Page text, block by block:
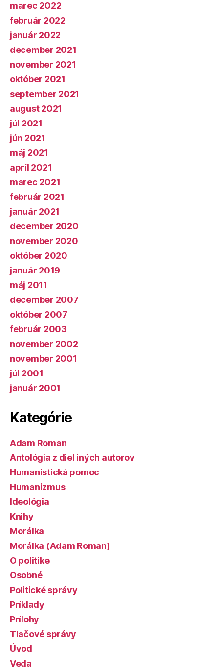
marec 2022
február 2022
január 2022
december 2021
november 2021
október 2021
september 2021
august 2021
júl 2021
jún 2021
máj 2021
apríl 2021
marec 2021
február 2021
január 2021
december 2020
november 2020
október 2020
január 2019
máj 2011
december 2007
október 2007
február 2003
november 2002
november 2001
júl 2001
január 2001
Kategórie
Adam Roman
Antológia z diel iných autorov
Humanistická pomoc
Humanizmus
Ideológia
Knihy
Morálka
Morálka (Adam Roman)
O politike
Osobné
Politické správy
Príklady
Prílohy
Tlačové správy
Úvod
Veda